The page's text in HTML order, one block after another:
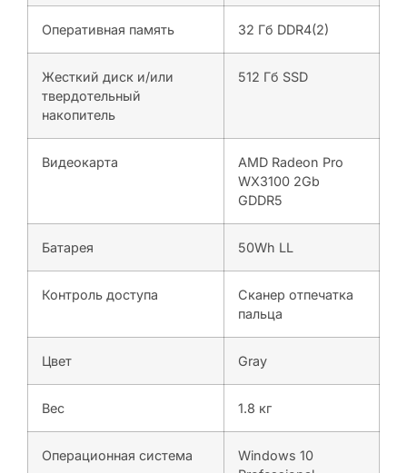
Оперативная память 32 Гб DDR4(2)
Жесткий диск и/или
твердотельный
накопитель
512 Гб SSD
Видеокарта
AMD Radeon Pro
WX3100 2Gb
GDDR5
Батарея 50Wh LL
Контроль доступа
Сканер отпечатка
пальца
Цвет Gray
Вес 1.8 кг
Операционная система
Windows 10